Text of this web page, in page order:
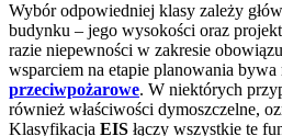
Wybór odpowiedniej klasy zależy
budynku – jego wysokości oraz
razie niepewności w zakresie
wsparciem na etapie planowania bywa
przeciwpożarowe. W niektórych
również właściwości dymoszczelne,
Klasyfikacja EIS łączy wszystkie te